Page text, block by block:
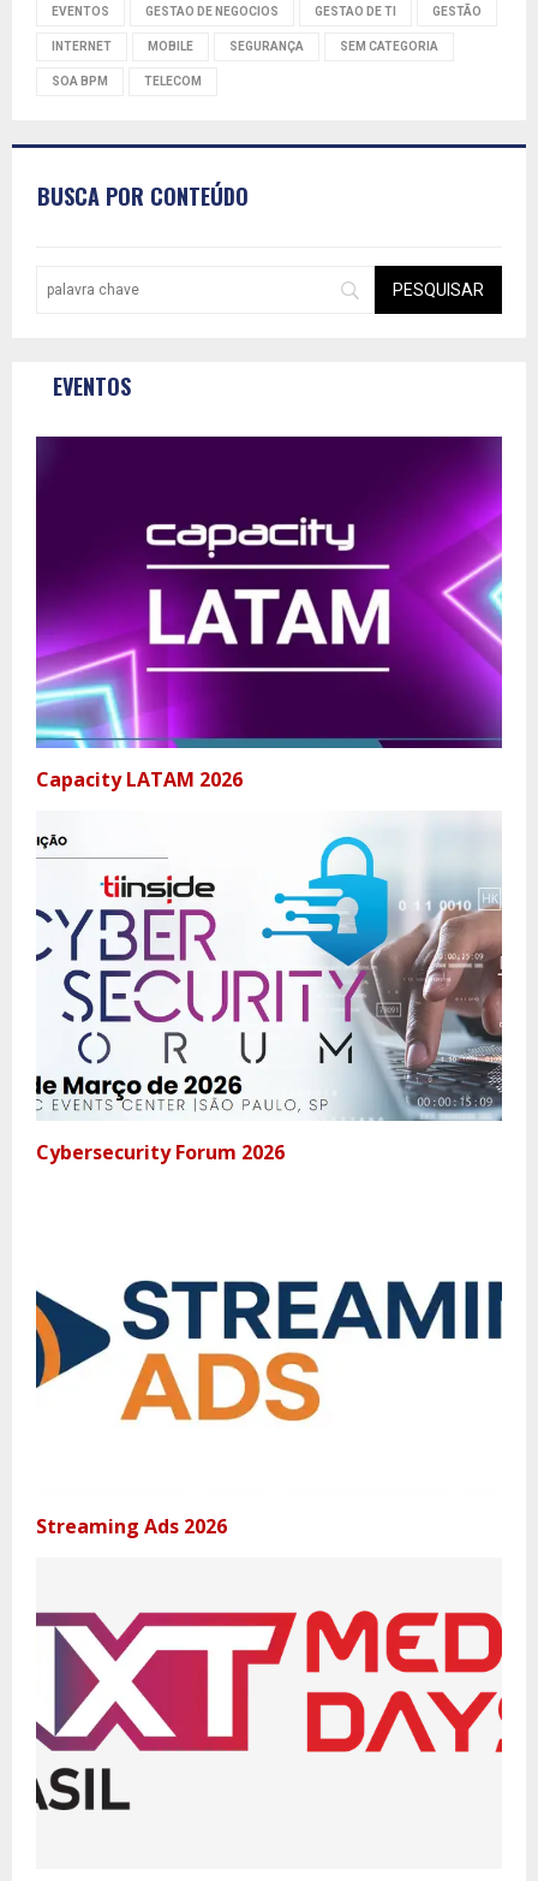
EVENTOS GESTAO DE NEGOCIOS GESTAO DE TI GESTÃO
INTERNET MOBILE SEGURANÇA SEM CATEGORIA
SOA BPM TELECOM
BUSCA POR CONTEÚDO
EVENTOS
Capacity LATAM 2026
Cybersecurity Forum 2026
Streaming Ads 2026